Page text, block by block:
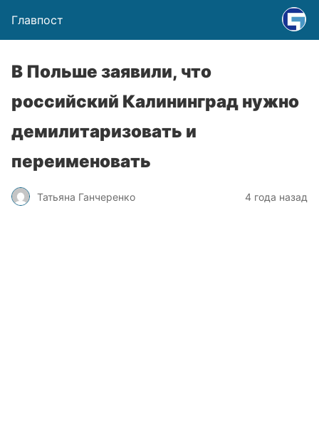
Главпост
В Польше заявили, что
российский Калининград нужно
демилитаризовать и
переименовать
Татьяна Ганчеренко 4 года назад